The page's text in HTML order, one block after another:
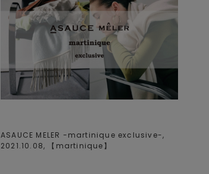
ASAUCE MELER -martinique exclusive-,
2021.10.08, 【 martinique 】